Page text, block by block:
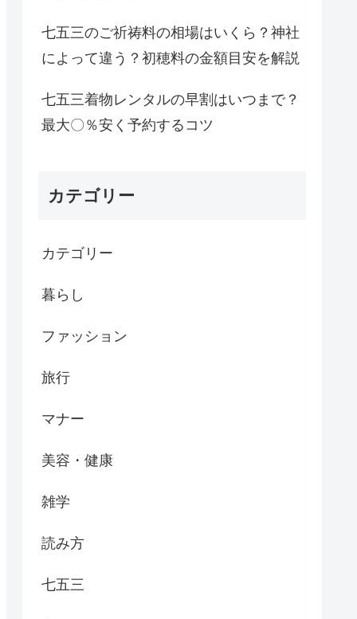
七五三のご祈祷料の相場はいくら？神社
によって違う？初穂料の金額目安を解説
七五三着物レンタルの早割はいつまで？
最大〇％安く予約するコツ
カテゴリー
カテゴリー
暮らし
ファッション
旅行
マナー
美容・健康
雑学
読み方
七五三